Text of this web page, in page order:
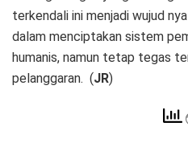
terkendali ini menjadi wujud
dalam menciptakan sistem
humanis, namun tetap tegas
pelanggaran. (JR)